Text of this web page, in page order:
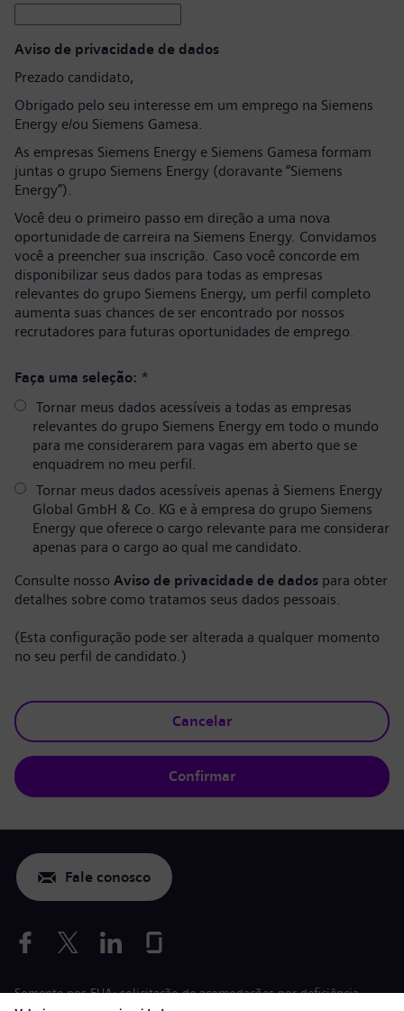
Aviso de privacidade de dados
Prezado candidato,
Obrigado pelo seu interesse em um emprego na Siemens
Energy e/ou Siemens Gamesa.
As empresas Siemens Energy e Siemens Gamesa formam
juntas o grupo Siemens Energy (doravante “Siemens
Energy”).
Você deu o primeiro passo em direção a uma nova
oportunidade de carreira na Siemens Energy. Convidamos
você a preencher sua inscrição. Caso você concorde em
disponibilizar seus dados para todas as empresas
relevantes do grupo Siemens Energy, um perfil completo
aumenta suas chances de ser encontrado por nossos
recrutadores para futuras oportunidades de emprego.
Faça uma seleção: *
Tornar meus dados acessíveis a todas as empresas
relevantes do grupo Siemens Energy em todo o mundo
para me considerarem para vagas em aberto que se
enquadrem no meu perfil.
Tornar meus dados acessíveis apenas à Siemens Energy
Global GmbH & Co. KG e à empresa do grupo Siemens
Energy que oferece o cargo relevante para me considerar
apenas para o cargo ao qual me candidato.
Consulte nosso Aviso de privacidade de dados para obter
detalhes sobre como tratamos seus dados pessoais.
(Esta configuração pode ser alterada a qualquer momento
no seu perfil de candidato.)
Cancelar
Confirmar
Fale conosco
Somente nos EUA: solicitação de acomodações por deficiência